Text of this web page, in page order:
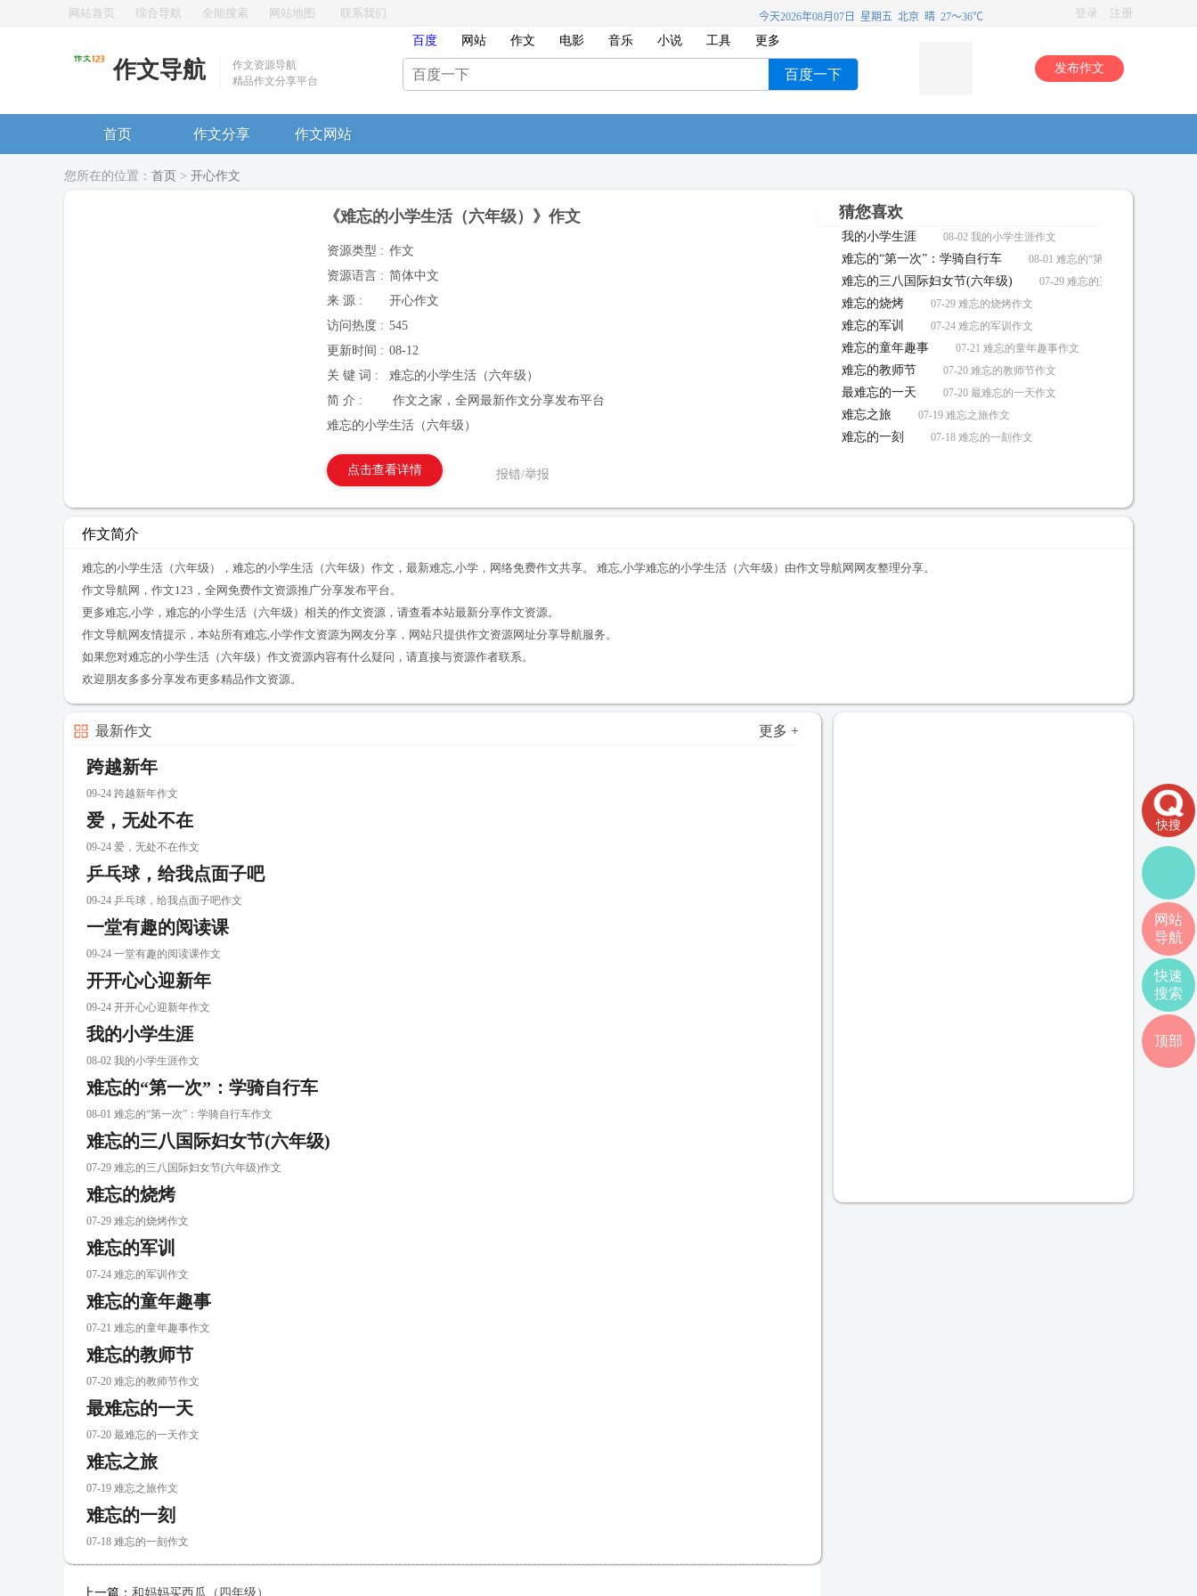
网站首页 综合导航 全能搜索 网站地图 联系我们 登录 注册
作文导航
作文资源导航
精品作文分享平台
百度 网站 作文 电影 音乐 小说 工具 更多
百度一下 发布作文
首页 作文分享 作文网站
您所在的位置： 首页 > 开心作文
《难忘的小学生活（六年级）》作文
资源类型 : 作文
资源语言 : 简体中文
来 源 :
开心作文
访问热度 : 545
更新时间 : 08-12
关 键 词 :
难忘的小学生活（六年级）
简 介 :
作文之家，全网最新作文分享发布平台
难忘的小学生活（六年级）
点击查看详情 报错/举报
猜您喜欢
我的小学生涯 08-02 我的小学生涯作文
难忘的“第一次”：学骑自行车 08-01 难忘的“第一次”：学骑自行车
难忘的三八国际妇女节(六年级) 07-29 难忘的三八国际妇女节(六
难忘的烧烤 07-29 难忘的烧烤作文
难忘的军训 07-24 难忘的军训作文
难忘的童年趣事 07-21 难忘的童年趣事作文
难忘的教师节 07-20 难忘的教师节作文
最难忘的一天 07-20 最难忘的一天作文
难忘之旅 07-19 难忘之旅作文
难忘的一刻 07-18 难忘的一刻作文
作文简介
难忘的小学生活（六年级），难忘的小学生活（六年级）作文，最新难忘,小学，网络免费作文共享。 难忘,小学难忘的小学生活（六年级）由作文导航网网友整理分享。
作文导航网，作文123，全网免费作文资源推广分享发布平台。
更多难忘,小学，难忘的小学生活（六年级）相关的作文资源，请查看本站最新分享作文资源。
作文导航网友情提示，本站所有难忘,小学作文资源为网友分享，网站只提供作文资源网址分享导航服务。
如果您对难忘的小学生活（六年级）作文资源内容有什么疑问，请直接与资源作者联系。
欢迎朋友多多分享发布更多精品作文资源。
最新作文 更多 +
跨越新年
09-24 跨越新年作文
爱，无处不在
09-24 爱，无处不在作文
乒乓球，给我点面子吧
09-24 乒乓球，给我点面子吧作文
一堂有趣的阅读课
09-24 一堂有趣的阅读课作文
开开心心迎新年
09-24 开开心心迎新年作文
我的小学生涯
08-02 我的小学生涯作文
难忘的“第一次”：学骑自行车
08-01 难忘的“第一次”：学骑自行车作文
难忘的三八国际妇女节(六年级)
07-29 难忘的三八国际妇女节(六年级)作文
难忘的烧烤
07-29 难忘的烧烤作文
难忘的军训
07-24 难忘的军训作文
难忘的童年趣事
07-21 难忘的童年趣事作文
难忘的教师节
07-20 难忘的教师节作文
最难忘的一天
07-20 最难忘的一天作文
难忘之旅
07-19 难忘之旅作文
难忘的一刻
07-18 难忘的一刻作文
上一篇： 和妈妈买西瓜（四年级）
快搜
网站
导航
快速
搜索
顶部